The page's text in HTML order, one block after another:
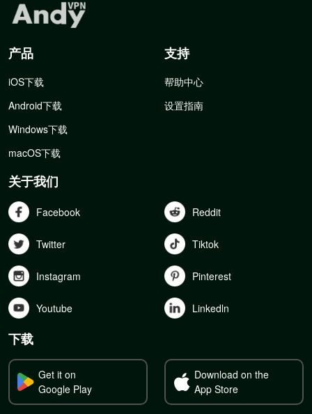
产品
iOS下载
Android下载
Windows下载
macOS下载
支持
帮助中心
设置指南
关于我们
Facebook Reddit
Twitter Tiktok
Instagram Pinterest
Youtube Linkedln
下载
Get it on
Google Play
Download on the
App Store